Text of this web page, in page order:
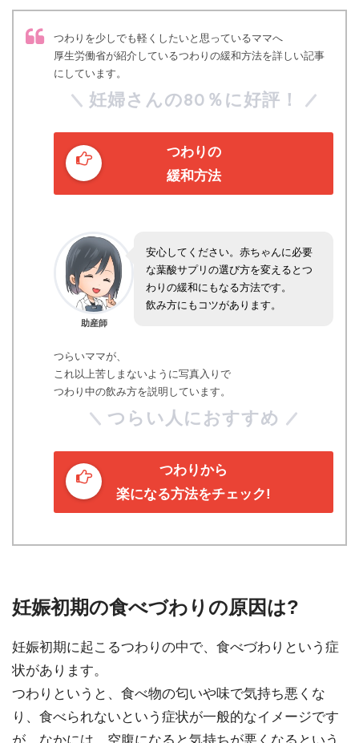
つわりを少しでも軽くしたいと思っているママへ
厚生労働省が紹介しているつわりの緩和方法を詳しい記事
にしています。
妊婦さんの80％に好評！
つわりの
緩和方法
助産師
安心してください。赤ちゃんに必要
な葉酸サプリの選び方を変えるとつ
わりの緩和にもなる方法です。
飲み方にもコツがあります。
つらいママが、
これ以上苦しまないように写真入りで
つわり中の飲み方を説明しています。
つらい人におすすめ
つわりから
楽になる方法をチェック!
妊娠初期の食べづわりの原因は?
妊娠初期に起こるつわりの中で、食べづわりという症
状があります。
つわりというと、食べ物の匂いや味で気持ち悪くな
り、食べられないという症状が一般的なイメージです